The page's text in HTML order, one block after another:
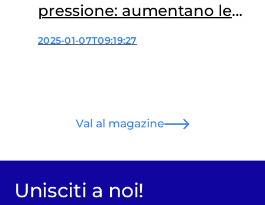
pressione: aumentano le
zoonosi in Europa
2025-01-07T09:19:27
Val al magazine
Unisciti a noi!